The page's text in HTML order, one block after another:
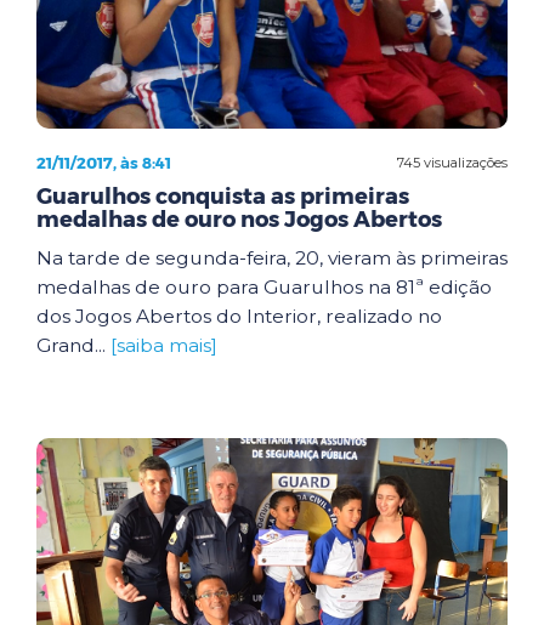
745 visualizações
21/11/2017, às 8:41
Guarulhos conquista as primeiras
medalhas de ouro nos Jogos Abertos
Na tarde de segunda-feira, 20, vieram às primeiras
medalhas de ouro para Guarulhos na 81ª edição
dos Jogos Abertos do Interior, realizado no
Grand... [saiba mais]